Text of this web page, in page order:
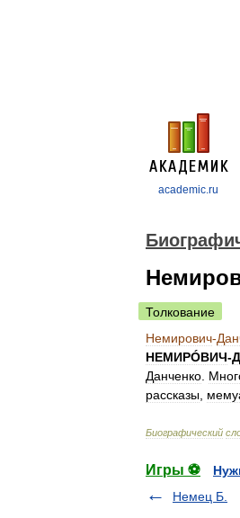
academic.ru
Толкование
Немирович-
НЕМИРÓВИЧ-
Данченко
рассказы
Биографический
Игры ⚽
Немец Б.